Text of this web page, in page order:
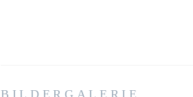
BILDERGALERIE